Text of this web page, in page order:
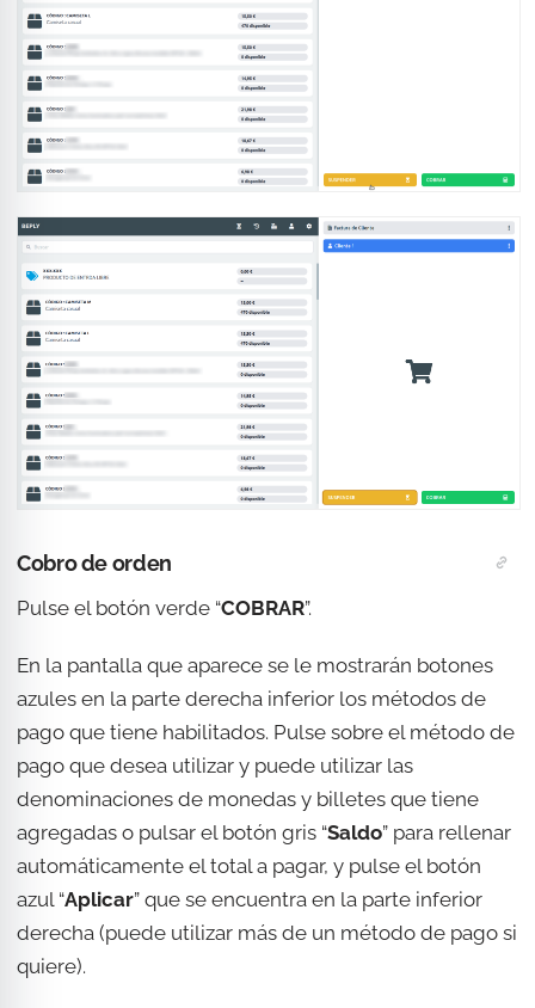
Cobro de orden
Pulse el botón verde “COBRAR”.
En la pantalla que aparece se le mostrarán botones
azules en la parte derecha inferior los métodos de
pago que tiene habilitados. Pulse sobre el método de
pago que desea utilizar y puede utilizar las
denominaciones de monedas y billetes que tiene
agregadas o pulsar el botón gris “Saldo” para rellenar
automáticamente el total a pagar, y pulse el botón
azul “Aplicar” que se encuentra en la parte inferior
derecha (puede utilizar más de un método de pago si
quiere).